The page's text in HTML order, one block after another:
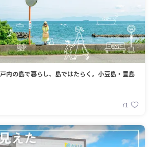
戸内の島で暮らし、島ではたらく。小豆島・豊島
71